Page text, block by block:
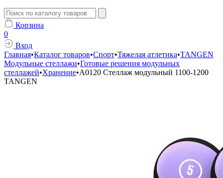
Корзина
0
Вход
Главная•Каталог товаров•Спорт•Тяжелая атлетика•TANGEN
Модульные стеллажи•Готовые решения модульных
стеллажей•Хранение•A0120 Стеллаж модульный 1100-1200
TANGEN